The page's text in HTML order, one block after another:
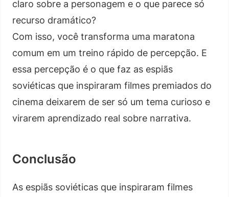
claro sobre a personagem e o que parece só
recurso dramático?
Com isso, você transforma uma maratona
comum em um treino rápido de percepção. E
essa percepção é o que faz as espiãs
soviéticas que inspiraram filmes premiados do
cinema deixarem de ser só um tema curioso e
virarem aprendizado real sobre narrativa.
Conclusão
As espiãs soviéticas que inspiraram filmes